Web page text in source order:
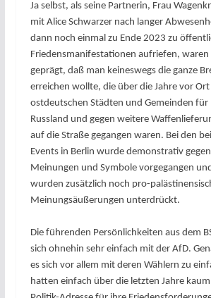
Ja selbst, als seine Partnerin, Frau
mit Alice Schwarzer nach langer
dann noch einmal zu Ende 2023 zu
Friedensmanifestationen aufriefen, waren
geprägt, daß man keineswegs die ganze
erreichen wollte, die über die Jahre vor Ort
ostdeutschen Städten und Gemeinden für
Russland und gegen weitere
auf die Straße gegangen waren. Bei den
Events in Berlin wurde demonstrativ
Meinungen und Symbole vorgegangen
wurden zusätzlich noch pro-
Meinungsäußerungen unterdrückt.
Die führenden Persönlichkeiten aus dem
sich ohnehin sehr einfach mit der AfD.
es sich vor allem mit deren Wählern zu
hatten einfach über die letzten Jahre